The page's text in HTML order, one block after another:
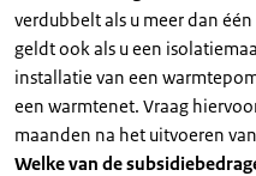
verdubbelt als u meer dan
geldt ook als u een
installatie van een
een warmtenet. Vraag
maanden na het uitvoeren
Welke van de